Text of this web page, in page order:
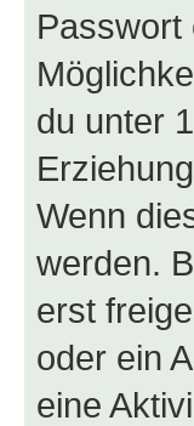
Passwort
du unter
Wenn
werden.
erst
oder ein
eine